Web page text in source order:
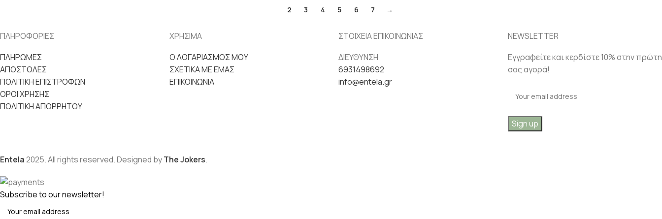
2 3 4 5 6 7 →
ΠΛΗΡΟΦΟΡΙΕΣ
ΠΛΗΡΩΜΕΣ
ΑΠΟΣΤΟΛΕΣ
ΠΟΛΙΤΙΚΗ ΕΠΙΣΤΡΟΦΩΝ
ΟΡΟΙ ΧΡΗΣΗΣ
ΠΟΛΙΤΙΚΗ ΑΠΟΡΡΗΤΟΥ
ΧΡΗΣΙΜΑ
Ο ΛΟΓΑΡΙΑΣΜΟΣ ΜΟΥ
ΣΧΕΤΙΚΑ ΜΕ ΕΜΑΣ
ΕΠΙΚΟΙΝΩΝΙΑ
ΣΤΟΙΧΕΙΑ ΕΠΙΚΟΙΝΩΝΙΑΣ
ΔΙΕΥΘΥΝΣΗ
6931498692
info@entela.gr
NEWSLETTER
Εγγραφείτε και κερδίστε 10% στην πρώτη
σας αγορά!
Entela2025. All rights reserved. Designed byThe Jokers.
Subscribe to our newsletter!